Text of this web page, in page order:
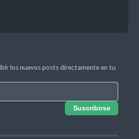
los nuevos posts directamente en tu
Suscribirse